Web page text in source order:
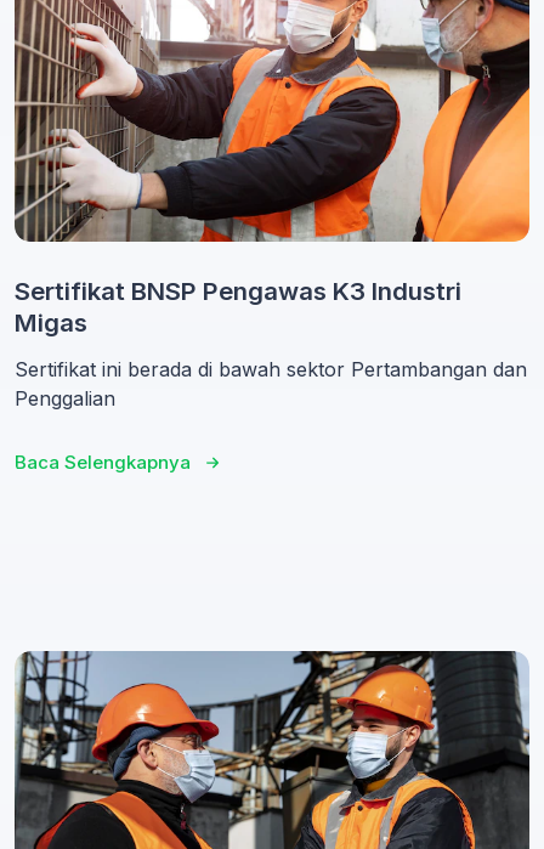
Sertifikat BNSP Pengawas K3 Industri
Migas
Sertifikat ini berada di bawah sektor Pertambangan dan
Penggalian
Baca Selengkapnya